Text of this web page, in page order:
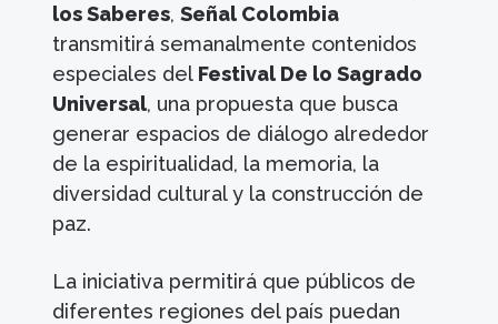
los Saberes,Señal Colombia
transmitirá semanalmente contenidos
especiales del Festival De lo Sagrado
Universal, una propuesta que busca
generar espacios de diálogo alrededor
de la espiritualidad, la memoria, la
diversidad cultural y la construcción de
paz.
La iniciativa permitirá que públicos de
diferentes regiones del país puedan